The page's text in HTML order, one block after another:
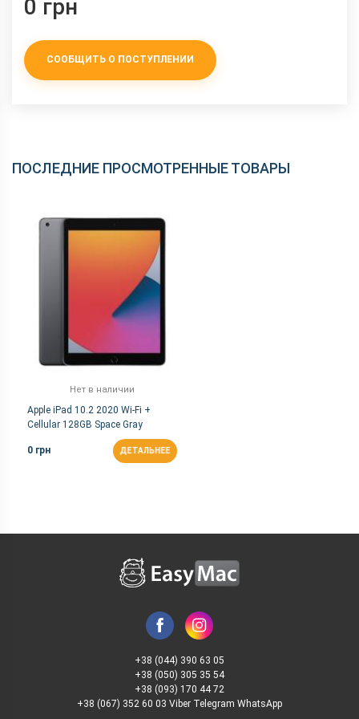
0 грн
СООБЩИТЬ О ПОСТУПЛЕНИИ
ПОСЛЕДНИЕ ПРОСМОТРЕННЫЕ ТОВАРЫ
Нет в наличии
Apple iPad 10.2 2020 Wi-Fi +
Cellular 128GB Space Gray
0 грн ДЕТАЛЬНЕЕ
+38 (044) 390 63 05
+38 (050) 305 35 54
+38 (093) 170 44 72
+38 (067) 352 60 03 Viber Telegram WhatsApp